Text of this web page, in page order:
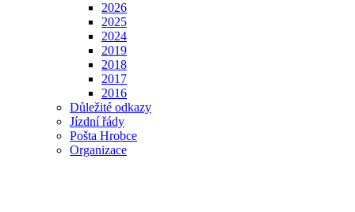
2026
2025
2024
2019
2018
2017
2016
Důležité odkazy
Jízdní řády
Pošta Hrobce
Organizace